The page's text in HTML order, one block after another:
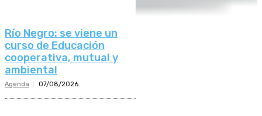
Río Negro: se viene un
curso de Educación
cooperativa, mutual y
ambiental
Agenda 07/08/2026